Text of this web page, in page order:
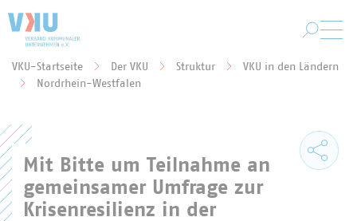
Sie befinden sich hier:
VKU-Startseite Der VKU Struktur
VKU in den Ländern
Nordrhein-Westfalen
Mit Bitte um Teilnahme an
gemeinsamer Umfrage zur
Krisenresilienz in der